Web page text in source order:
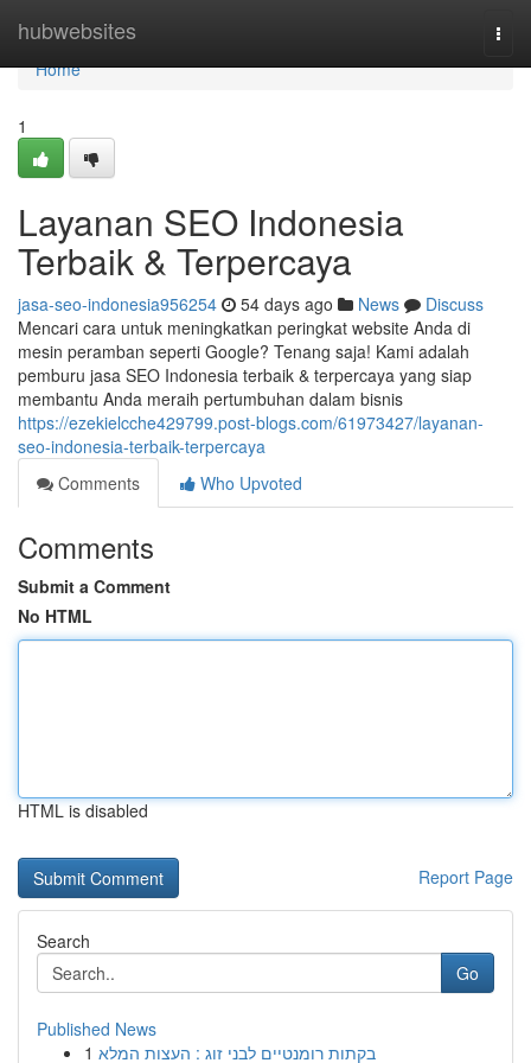
hubwebsites
Home
Home
1
Layanan SEO Indonesia
Terbaik & Terpercaya
jasa-seo-indonesia956254 54 days ago News
Discuss
Mencari cara untuk meningkatkan peringkat website Anda di
mesin peramban seperti Google? Tenang saja! Kami adalah
pemburu jasa SEO Indonesia terbaik & terpercaya yang siap
membantu Anda meraih pertumbuhan dalam bisnis
https://ezekielcche429799.post-blogs.com/61973427/layanan-
seo-indonesia-terbaik-terpercaya
Comments
Who Upvoted
Comments
Submit a Comment
No HTML
HTML is disabled
Report Page
Search
Go
Published News
1 בקתות רומנטיים לבני זוג : העצות המלא